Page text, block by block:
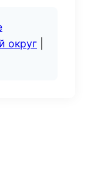
округ